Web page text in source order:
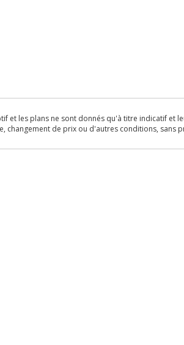
et les plans ne sont donnés qu'à titre indicatif et
changement de prix ou d'autres conditions, sans